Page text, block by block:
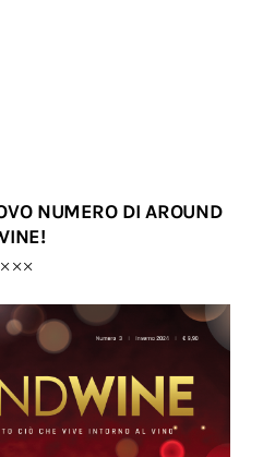
NUMERO DI AROUND